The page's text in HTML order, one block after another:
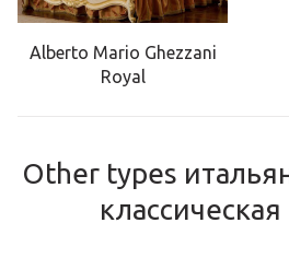
Alberto Mario Ghezzani
Royal
Other types